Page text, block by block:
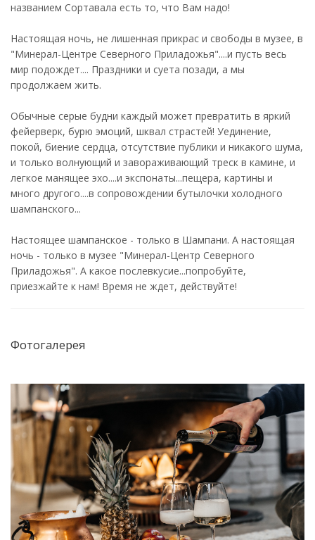
названием Сортавала есть то, что Вам надо!
Настоящая ночь, не лишенная прикрас и свободы в музее, в
"Минерал-Центре Северного Приладожья"....и пусть весь
мир подождет.... Праздники и суета позади, а мы
продолжаем жить.
Обычные серые будни каждый может превратить в яркий
фейерверк, бурю эмоций, шквал страстей! Уединение,
покой, биение сердца, отсутствие публики и никакого шума,
и только волнующий и завораживающий треск в камине, и
легкое манящее эхо....и экспонаты...пещера, картины и
много другого....в сопровождении бутылочки холодного
шампанского...
Настоящее шампанское - только в Шампани. А настоящая
ночь - только в музее "Минерал-Центр Северного
Приладожья". А какое послевкусие...попробуйте,
приезжайте к нам! Время не ждет, действуйте!
Фотогалерея